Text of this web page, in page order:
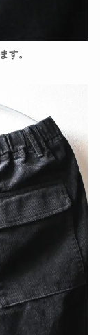
す。